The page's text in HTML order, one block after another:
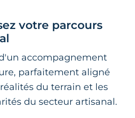
votre parcours
accompagnement
parfaitement aligné
du terrain et les
du secteur artisanal.